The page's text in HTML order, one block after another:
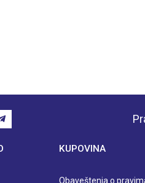
KUPOVINA
Obaveštenja o